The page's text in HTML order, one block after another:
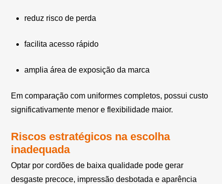
reduz risco de perda
facilita acesso rápido
amplia área de exposição da marca
Em comparação com uniformes completos, possui custo
significativamente menor e flexibilidade maior.
Riscos estratégicos na escolha
inadequada
Optar por cordões de baixa qualidade pode gerar
desgaste precoce, impressão desbotada e aparência